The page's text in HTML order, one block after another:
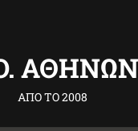
ΑΘΗΝΩΝ
ΑΠΟ ΤΟ 2008